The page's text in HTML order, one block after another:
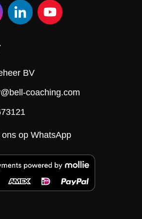
BV
coaching.com
op WhatsApp